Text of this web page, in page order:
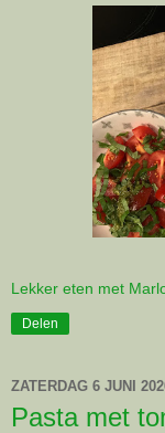
Lekker eten met
Delen
ZATERDAG 6 JUNI
Pasta met